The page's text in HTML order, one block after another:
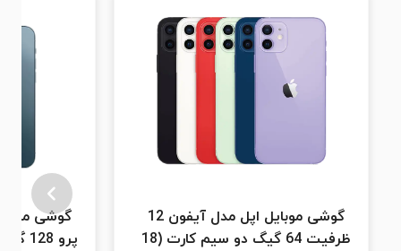
گوشی موبایل اپل مدل آیفون 12
ظرفیت 64 گیگ دو سیم کارت (18